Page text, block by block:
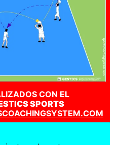
CON EL
SPORTS